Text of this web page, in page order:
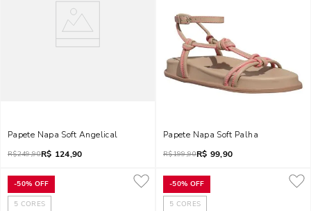
Papete Napa Soft Angelical
R$249,90R$ 124,90
Papete Napa Soft Palha
R$199,90R$ 99,90
-50% OFF
5 CORES
-50% OFF
5 CORES